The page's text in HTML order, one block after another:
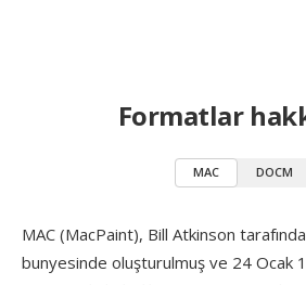
Formatlar
MAC DOCM
MAC (MacPaint), Bill Atkinson
bunyesinde oluşturulmuş ve 24 Ocak